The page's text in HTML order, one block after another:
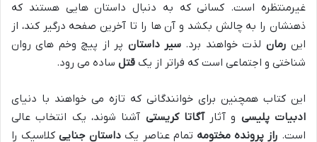
غیرمنتظره است. کسانی که به دنبال داستان هایی هستند که
ذهنشان را به چالش بکشد و آن ها را تا آخرین صفحه درگیر کند، از
این رمان لذت خواهند برد.سیر داستان پر از پیچ وخم های روان
شناختی و اجتماعی است که فراتر از یک قتل ساده می رود.
این کتاب همچنین برای خوانندگانی که تازه می خواهند با دنیای
ادبیات پلیسی و آثارآگاتا کریستی آشنا شوند، یک انتخاب عالی
است. راز پرونده مختومه تمام عناصر یک داستان جناییکلاسیک را